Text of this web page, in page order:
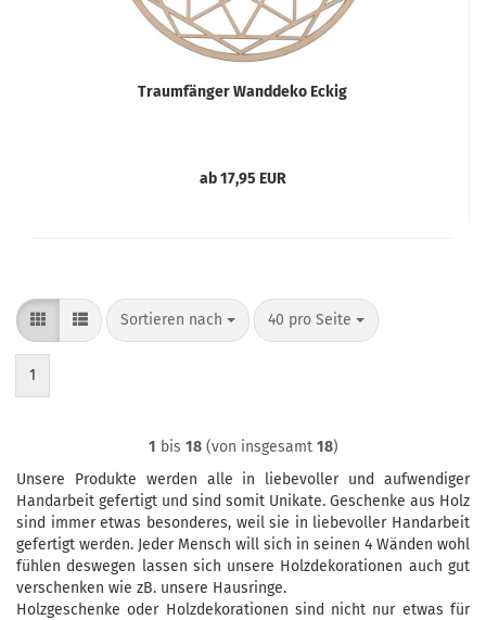
Traumfänger Wanddeko Eckig
ab 17,95 EUR
Sortieren nach
Sortieren nach 40 pro Seite
pro Seite
1
1 bis 18(von insgesamt 18)
Unsere Produkte werden alle in liebevoller und aufwendiger
Handarbeit gefertigt und sind somit Unikate. Geschenke aus Holz
sind immer etwas besonderes, weil sie in liebevoller Handarbeit
gefertigt werden. Jeder Mensch will sich in seinen 4 Wänden wohl
fühlen deswegen lassen sich unsere Holzdekorationen auch gut
verschenken wie zB. unsere Hausringe.
Holzgeschenke oder Holzdekorationen sind nicht nur etwas für